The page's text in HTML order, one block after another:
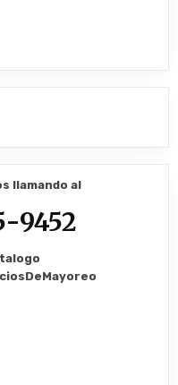
llamando al
9452